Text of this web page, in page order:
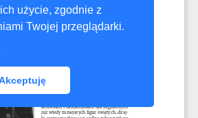
użycie, zgodnie z
Twojej przeglądarki.